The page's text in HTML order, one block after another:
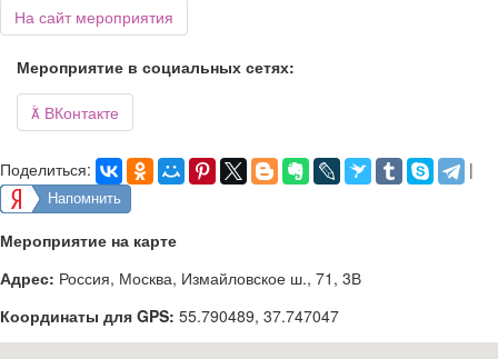
На сайт мероприятия
Мероприятие в социальных сетях:
 ВКонтакте
Поделиться: |
Напомнить
Мероприятие на карте
Адрес: Россия, Москва, Измайловское ш., 71, 3В
Координаты для GPS: 55.790489, 37.747047